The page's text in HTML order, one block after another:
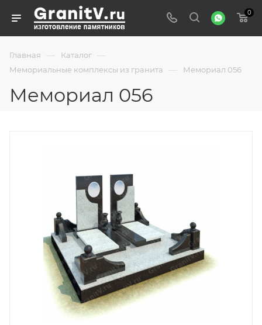
0
Главная — Каталог —
Мемориальные комплексы из гранита — Мемориал 056
Мемориал 056